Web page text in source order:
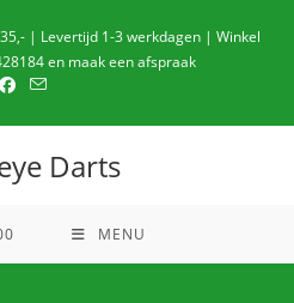
| Levertijd 1-3 werkdagen | Winkel
en maak een afspraak
Darts
MENU